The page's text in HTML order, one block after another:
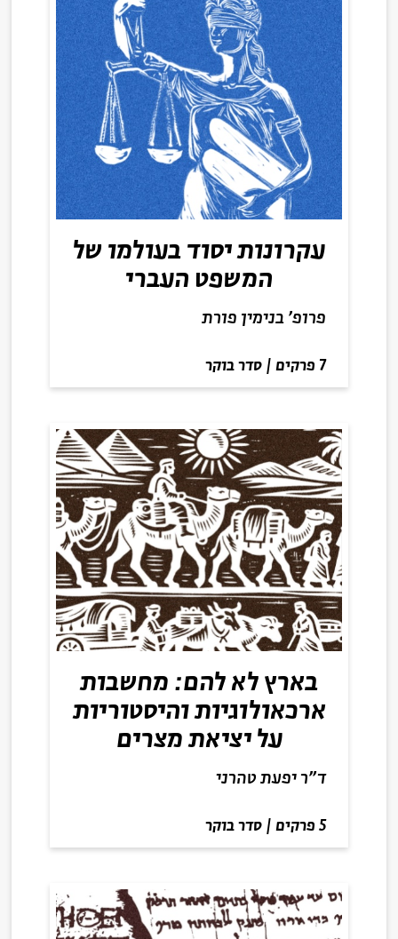
עקרונות יסוד בעולמו של
המשפט העברי
פרופ' בנימין פורת
7 פרקים | סדר בוקר
בארץ לא להם: מחשבות
ארכאולוגיות והיסטוריות
על יציאת מצרים
ד"ר יפעת טהרני
5 פרקים | סדר בוקר